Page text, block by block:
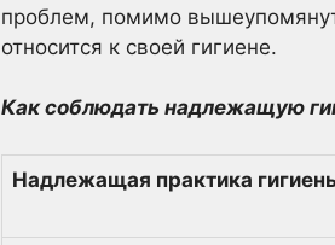
проблем, помимо
относится к своей гигиене.
Как соблюдать надлежащую
Надлежащая практика